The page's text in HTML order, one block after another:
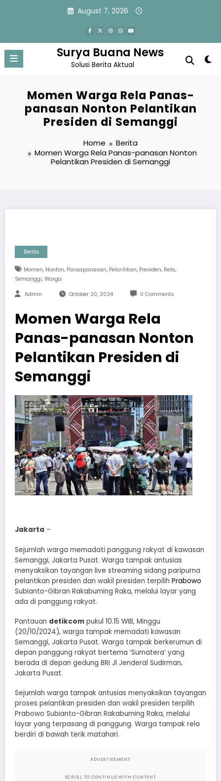
August 7, 2026
Surya Buana News
Solusi Berita Aktual
Momen Warga Rela Panas-
panasan Nonton Pelantikan
Presiden di Semanggi
Home
Berita
Momen Warga Rela Panas-panasan Nonton
Pelantikan Presiden di Semanggi
Berita
Momen, Nonton, Panaspanasan, Pelantikan, Presiden, Rela,
Semanggi, Warga
Admin October 20, 2024 0 Comments
Momen Warga Rela
Panas-panasan Nonton
Pelantikan Presiden di
Semanggi
Jakarta –
Sejumlah warga memadati panggung rakyat di kawasan
Semanggi, Jakarta Pusat. Warga tampak antusias
menyaksikan tayangan live streaming sidang paripurna
pelantikan presiden dan wakil presiden terpilih Prabowo
Subianto-Gibran Rakabuming Raka, melalui layar yang
ada di panggung rakyat.
Pantauan detikcom pukul 10.15 WIB, Minggu
(20/10/2024), warga tampak memadati kawasan
Semanggi, Jakarta Pusat. Warga tampak berkerumun di
depan panggung rakyat bertema ‘Sumatera’ yang
berada di depan gedung BRI Jl Jenderal Sudirman,
Jakarta Pusat.
Sejumlah warga tampak antusias menyaksikan tayangan
proses pelantikan presiden dan wakil presiden terpilih
Prabowo Subianto-Gibran Rakabuming Raka, melalui
layar yang terpasang di panggung. Warga tampak rela
berdiri di bawah terik matahari.
ADVERTISEMENT
SCROLL TO CONTINUE WITH CONTENT